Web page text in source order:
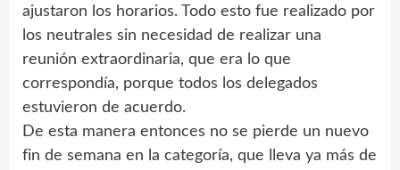
ajustaron los horarios. Todo esto fue realizado por
los neutrales sin necesidad de realizar una
reunión extraordinaria, que era lo que
correspondía, porque todos los delegados
estuvieron de acuerdo.
De esta manera entonces no se pierde un nuevo
fin de semana en la categoría, que lleva ya más de